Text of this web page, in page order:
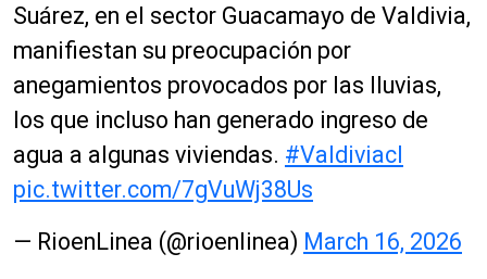
Suárez, en el sector Guacamayo de Valdivia,
manifiestan su preocupación por
anegamientos provocados por las lluvias,
los que incluso han generado ingreso de
agua a algunas viviendas. #Valdiviacl
pic.twitter.com/7gVuWj38Us
— RioenLinea (@rioenlinea) March 16, 2026